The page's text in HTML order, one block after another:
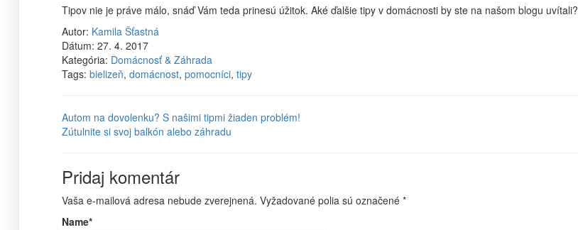
Tipov nie je práve málo, snáď Vám teda prinesú úžitok. Aké ďalšie tipy v domácnosti by ste na našom blogu uvítali?
Autor: Kamila Šťastná
Dátum: 27. 4. 2017
Kategória: Domácnosť & Záhrada
Tags: bielizeň, domácnost, pomocníci, tipy
Autom na dovolenku? S našimi tipmi žiaden problém!
Zútulnite si svoj balkón alebo záhradu
Pridaj komentár
Vaša e-mailová adresa nebude zverejnená. Vyžadované polia sú označené *
Name*